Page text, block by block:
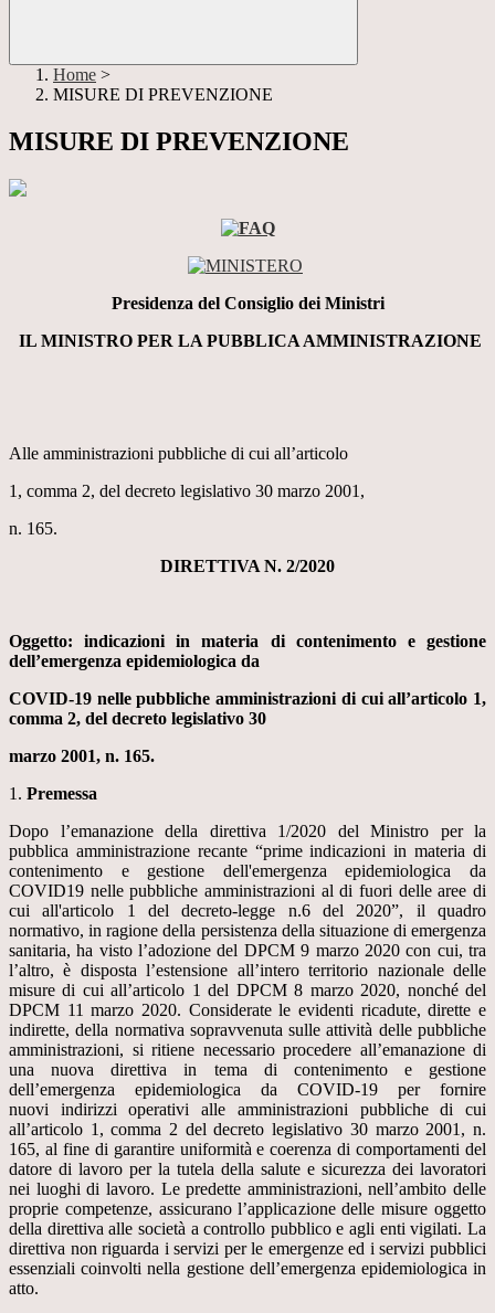
Home >
MISURE DI PREVENZIONE
MISURE DI PREVENZIONE
Presidenza del Consiglio dei Ministri
IL MINISTRO PER LA PUBBLICA AMMINISTRAZIONE
Alle amministrazioni pubbliche di cui all’articolo
1, comma 2, del decreto legislativo 30 marzo 2001,
n. 165.
DIRETTIVA N. 2/2020
Oggetto: indicazioni in materia di contenimento e gestione
dell’emergenza epidemiologica da
COVID-19 nelle pubbliche amministrazioni di cui all’articolo 1,
comma 2, del decreto legislativo 30
marzo 2001, n. 165.
1. Premessa
Dopo l’emanazione della direttiva 1/2020 del Ministro per la
pubblica amministrazione recante “prime indicazioni in materia di
contenimento e gestione dell'emergenza epidemiologica da
COVID19 nelle pubbliche amministrazioni al di fuori delle aree di
cui all'articolo 1 del decreto-legge n.6 del 2020”, il quadro
normativo, in ragione della persistenza della situazione di emergenza
sanitaria, ha visto l’adozione del DPCM 9 marzo 2020 con cui, tra
l’altro, è disposta l’estensione all’intero territorio nazionale delle
misure di cui all’articolo 1 del DPCM 8 marzo 2020, nonché del
DPCM 11 marzo 2020. Considerate le evidenti ricadute, dirette e
indirette, della normativa sopravvenuta sulle attività delle pubbliche
amministrazioni, si ritiene necessario procedere all’emanazione di
una nuova direttiva in tema di contenimento e gestione
dell’emergenza epidemiologica da COVID-19 per fornire
nuovi indirizzi operativi alle amministrazioni pubbliche di cui
all’articolo 1, comma 2 del decreto legislativo 30 marzo 2001, n.
165, al fine di garantire uniformità e coerenza di comportamenti del
datore di lavoro per la tutela della salute e sicurezza dei lavoratori
nei luoghi di lavoro. Le predette amministrazioni, nell’ambito delle
proprie competenze, assicurano l’applicazione delle misure oggetto
della direttiva alle società a controllo pubblico e agli enti vigilati. La
direttiva non riguarda i servizi per le emergenze ed i servizi pubblici
essenziali coinvolti nella gestione dell’emergenza epidemiologica in
atto.